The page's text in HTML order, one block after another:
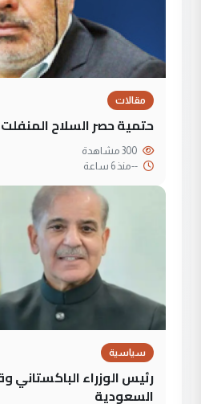
مقالات
حتمية حصر السلاح المنفلت
--منذ 6 ساعة
سياسية
رئيس الوزراء الباكستاني
السعودية